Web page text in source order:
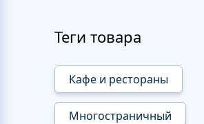
Теги товара
Кафе и рестораны
Многостраничный